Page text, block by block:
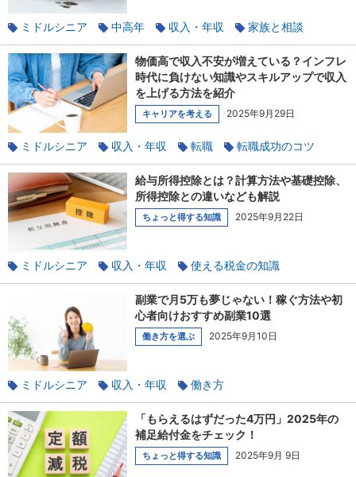
ミドルシニア 中高年 収入・年収
家族と相談
貯蓄
物価高で収入不安が増えている？インフレ
時代に負けない知識やスキルアップで収入
を上げる方法を紹介
キャリアを考える 2025年9月29日
ミドルシニア 収入・年収 転職
転職成功のコツ
キャリアチェンジ
給与所得控除とは？計算方法や基礎控除、
所得控除との違いなども解説
ちょっと得する知識 2025年9月22日
ミドルシニア 収入・年収
使える税金の知識
副業で月5万も夢じゃない！稼ぐ方法や初
心者向けおすすめ副業10選
働き方を選ぶ 2025年9月10日
ミドルシニア 収入・年収
働き方
ワークライフバランス
「もらえるはずだった4万円」2025年の
補足給付金をチェック！
ちょっと得する知識 2025年9月 9日